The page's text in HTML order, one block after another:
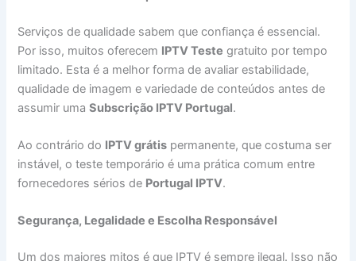
Serviços de qualidade sabem que confiança é essencial.
Por isso, muitos oferecem IPTV Teste gratuito por tempo
limitado. Esta é a melhor forma de avaliar estabilidade,
qualidade de imagem e variedade de conteúdos antes de
assumir umaSubscrição IPTV Portugal.
Ao contrário do IPTV grátis permanente, que costuma ser
instável, o teste temporário é uma prática comum entre
fornecedores sérios de Portugal IPTV.
Segurança, Legalidade e Escolha Responsável
Um dos maiores mitos é que IPTV é sempre ilegal. Isso não